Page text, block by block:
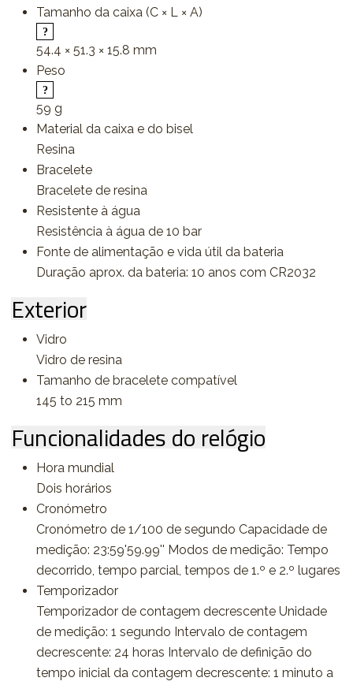
Tamanho da caixa (C × L × A)
54.4 × 51.3 × 15.8 mm
Peso
59 g
Material da caixa e do bisel
Resina
Bracelete
Bracelete de resina
Resistente à água
Resistência à água de 10 bar
Fonte de alimentação e vida útil da bateria
Duração aprox. da bateria: 10 anos com CR2032
Exterior
Vidro
Vidro de resina
Tamanho de bracelete compatível
145 to 215 mm
Funcionalidades do relógio
Hora mundial
Dois horários
Cronómetro
Cronómetro de 1/100 de segundo Capacidade de
medição: 23:59'59.99'' Modos de medição: Tempo
decorrido, tempo parcial, tempos de 1.º e 2.º lugares
Temporizador
Temporizador de contagem decrescente Unidade
de medição: 1 segundo Intervalo de contagem
decrescente: 24 horas Intervalo de definição do
tempo inicial da contagem decrescente: 1 minuto a